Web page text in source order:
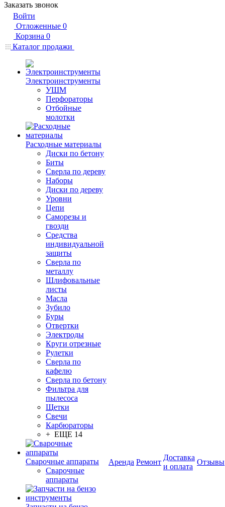
Заказать звонок
Войти
Отложенные 0
Корзина 0
Каталог продажи
Электроинструменты
УШМ
Перфораторы
Отбойные
молотки
Расходные материалы
Диски по бетону
Биты
Сверла по дереву
Наборы
Диски по дереву
Уровни
Цепи
Саморезы и
гвозди
Средства
индивидуальной
защиты
Сверла по
металлу
Шлифовальные
листы
Масла
Зубило
Буры
Отвертки
Электроды
Круги отрезные
Рулетки
Сверла по
кафелю
Сверла по бетону
Фильтра для
пылесоса
Щетки
Свечи
Карбюраторы
+ ЕЩЕ 14
Сварочные аппараты
Сварочные
аппараты
Аренда Ремонт
Доставка
и оплата
Отзывы